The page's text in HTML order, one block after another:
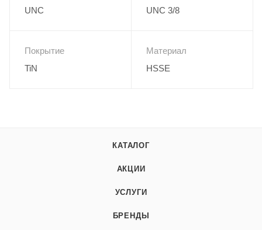
UNC
UNC 3/8
Покрытие
TiN
Материал
HSSE
КАТАЛОГ
АКЦИИ
УСЛУГИ
БРЕНДЫ